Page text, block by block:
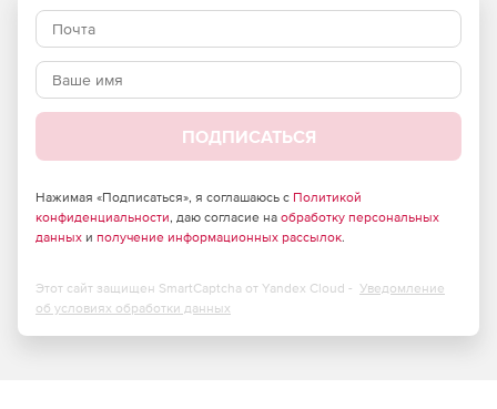
Действенная очистка информационного потока на
уровне промежуточного узла проверки —
практически без потери быстродействия при
Эффективное противодействие проникновению
вредоносных программ любого типа.
Способность обрабатывать гигантские массивы
Значительное снижение затрат на использование
сети Интернет.
ПОДПИСАТЬСЯ
Нажимая «Подписаться», я соглашаюсь с Политикой
конфиденциальности, даю согласие на обработку персональных
данных и получение информационных рассылок.
Этот сайт защищен SmartCaptcha от Yandex Cloud - Уведомление
об условиях обработки данных